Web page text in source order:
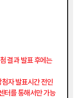
결과 발표 후에는
자 발표시간 전인
를 통해서만 가능